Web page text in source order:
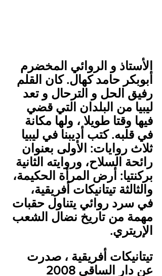
الأستاذ و الروائي المخضرم
أبوبكر حامد كهال. كان القلم
رفيق الحل و الترحال و تعد
ليبيا من البلدان التي قضي
فيها وقتا طويلا ، ولها مكانة
في قلبه. كتب أديبنا في ليبيا
ثلاث روايات: الأولى بعنوان
رائحة السلاح، وروايته الثانية
بركنتيا: أرض المرأة الحكيمة،
والثالثة تيتانيكات أفريقية،
في سرد روائي يتناول حقبات
مهمة من تاريخ نضال الشعب
الإريتري.